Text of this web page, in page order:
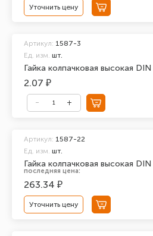
Уточнить цену
Гайка колпачковая высокая
Артикул: 1587-3
Ед. изм. шт.
2.07 ₽
Гайка колпачковая высокая
Артикул: 1587-22
Ед. изм. шт.
последняя цена:
263.34 ₽
Уточнить цену